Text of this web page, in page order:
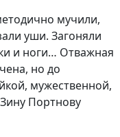
мучили,
уши. Загоняли
и ноги… Отважная
но до
мужественной,
Портнову